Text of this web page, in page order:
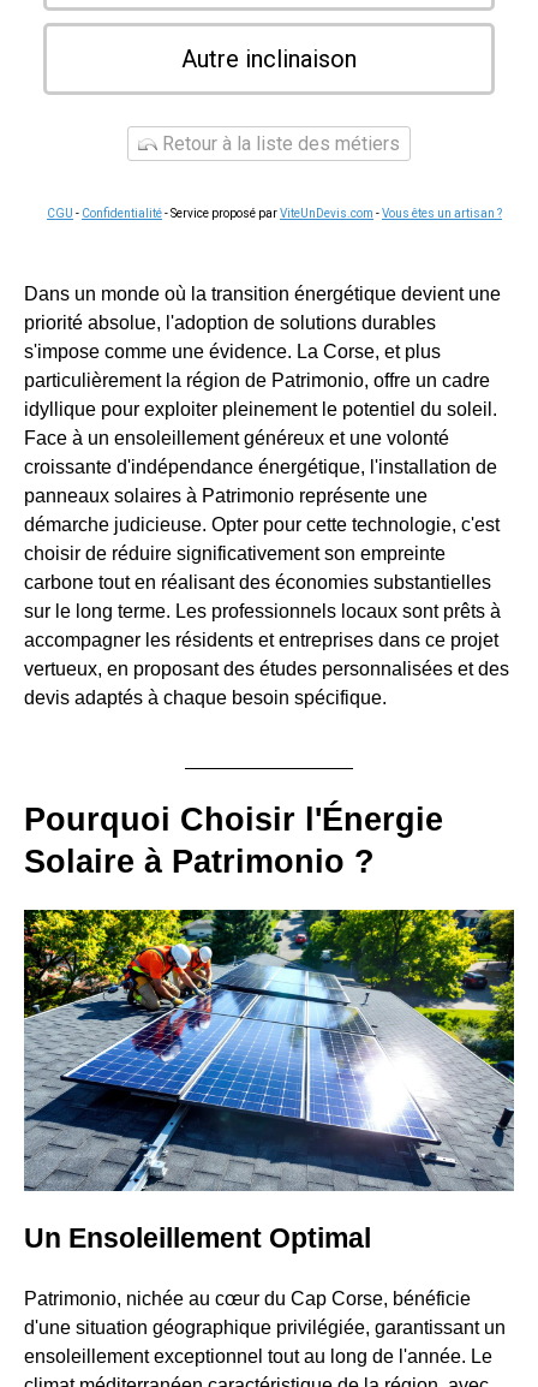
Autre inclinaison
Retour à la liste des métiers
CGU - Confidentialité- Service proposé parViteUnDevis.com -Vous êtes un artisan ?
Dans un monde où la transition énergétique devient une
priorité absolue, l'adoption de solutions durables
s'impose comme une évidence. La Corse, et plus
particulièrement la région de Patrimonio, offre un cadre
idyllique pour exploiter pleinement le potentiel du soleil.
Face à un ensoleillement généreux et une volonté
croissante d'indépendance énergétique, l'installation de
panneaux solaires à Patrimonio représente une
démarche judicieuse. Opter pour cette technologie, c'est
choisir de réduire significativement son empreinte
carbone tout en réalisant des économies substantielles
sur le long terme. Les professionnels locaux sont prêts à
accompagner les résidents et entreprises dans ce projet
vertueux, en proposant des études personnalisées et des
devis adaptés à chaque besoin spécifique.
Pourquoi Choisir l'Énergie
Solaire à Patrimonio ?
Un Ensoleillement Optimal
Patrimonio, nichée au cœur du Cap Corse, bénéficie
d'une situation géographique privilégiée, garantissant un
ensoleillement exceptionnel tout au long de l'année. Le